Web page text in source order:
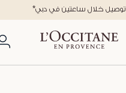
*توصيل خلال ساعتين في دبي